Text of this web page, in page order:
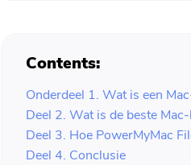
Contents:
Onderdeel 1. Wat is een
Deel 2. Wat is de beste
Deel 3. Hoe PowerMyMac
Deel 4. Conclusie